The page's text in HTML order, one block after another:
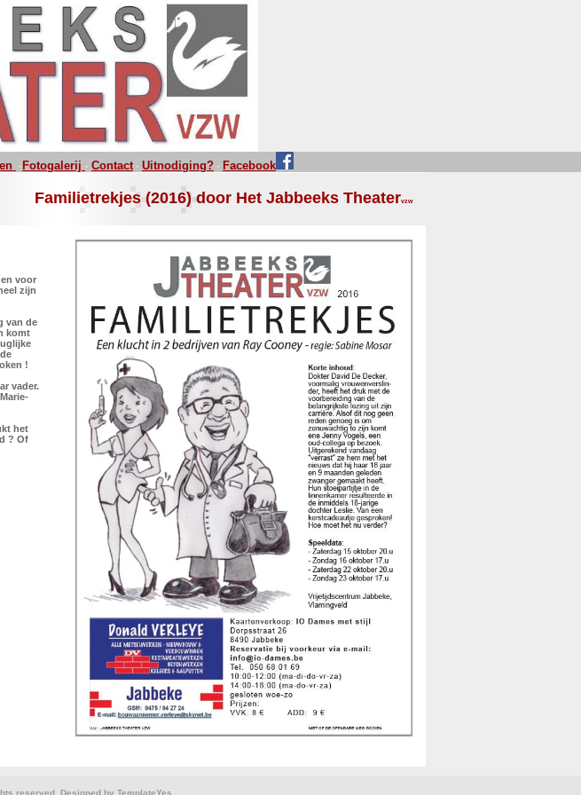
- Fotogalerij - Contact - Uitnodiging? - Facebook
Familietrekjes (2016) door Het Jabbeeks Theatervzw
voor
zijn
van de
komt
!
vader.
het
? Of
reserved. Designed by TemplateYes